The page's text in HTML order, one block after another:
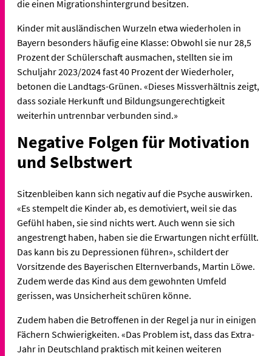
die einen Migrationshintergrund besitzen.
Kinder mit ausländischen Wurzeln etwa wiederholen in
Bayern besonders häufig eine Klasse: Obwohl sie nur 28,5
Prozent der Schülerschaft ausmachen, stellten sie im
Schuljahr 2023/2024 fast 40 Prozent der Wiederholer,
betonen die Landtags-Grünen. «Dieses Missverhältnis zeigt,
dass soziale Herkunft und Bildungsungerechtigkeit
weiterhin untrennbar verbunden sind.»
Negative Folgen für Motivation
und Selbstwert
Sitzenbleiben kann sich negativ auf die Psyche auswirken.
«Es stempelt die Kinder ab, es demotiviert, weil sie das
Gefühl haben, sie sind nichts wert. Auch wenn sie sich
angestrengt haben, haben sie die Erwartungen nicht erfüllt.
Das kann bis zu Depressionen führen», schildert der
Vorsitzende des Bayerischen Elternverbands, Martin Löwe.
Zudem werde das Kind aus dem gewohnten Umfeld
gerissen, was Unsicherheit schüren könne.
Zudem haben die Betroffenen in der Regel ja nur in einigen
Fächern Schwierigkeiten. «Das Problem ist, dass das Extra-
Jahr in Deutschland praktisch mit keinen weiteren